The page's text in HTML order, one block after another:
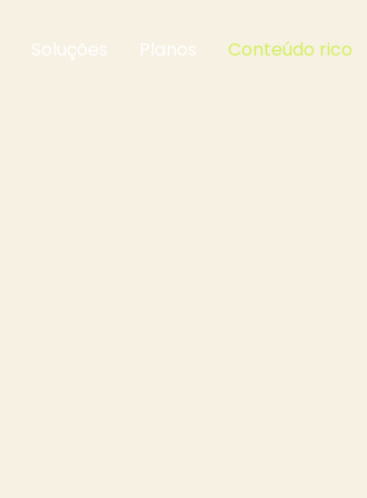
Soluções Planos Conteúdo rico